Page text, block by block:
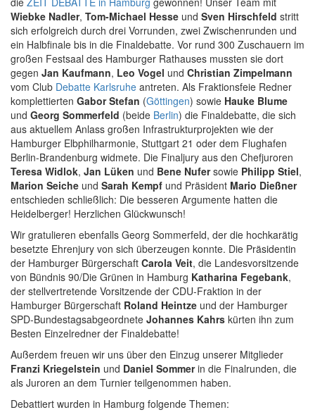
Wiebke Nadler, Tom-Michael Hesse und Sven Hirschfeld stritt
sich erfolgreich durch drei Vorrunden, zwei Zwischenrunden und
ein Halbfinale bis in die Finaldebatte. Vor rund 300 Zuschauern im
großen Festsaal des Hamburger Rathauses mussten sie dort
gegen Jan Kaufmann, Leo Vogel und Christian Zimpelmann
vom Club Debatte Karlsruhe antreten. Als Fraktionsfeie Redner
komplettierten Gabor Stefan (Göttingen) sowie Hauke Blume
und Georg Sommerfeld (beide Berlin) die Finaldebatte, die sich
aus aktuellem Anlass großen Infrastrukturprojekten wie der
Hamburger Elbphilharmonie, Stuttgart 21 oder dem Flughafen
Berlin-Brandenburg widmete. Die Finaljury aus den Chefjuroren
Teresa Widlok, Jan Lüken und Bene Nufersowie Philipp Stiel,
Marion Seiche und Sarah Kempf und Präsident Mario Dießner
entschieden schließlich: Die besseren Argumente hatten die
Heidelberger! Herzlichen Glückwunsch!
Wir gratulieren ebenfalls Georg Sommerfeld, der die hochkarätig
besetzte Ehrenjury von sich überzeugen konnte. Die Präsidentin
der Hamburger Bürgerschaft Carola Veit, die Landesvorsitzende
von Bündnis 90/Die Grünen in Hamburg Katharina Fegebank,
der stellvertretende Vorsitzende der CDU-Fraktion in der
Hamburger Bürgerschaft Roland Heintze und der Hamburger
SPD-Bundestagsabgeordnete Johannes Kahrs kürten ihn zum
Besten Einzelredner der Finaldebatte!
Außerdem freuen wir uns über den Einzug unserer Mitglieder
Franzi Kriegelstein und Daniel Sommerin die Finalrunden, die
als Juroren an dem Turnier teilgenommen haben.
Debattiert wurden in Hamburg folgende Themen: